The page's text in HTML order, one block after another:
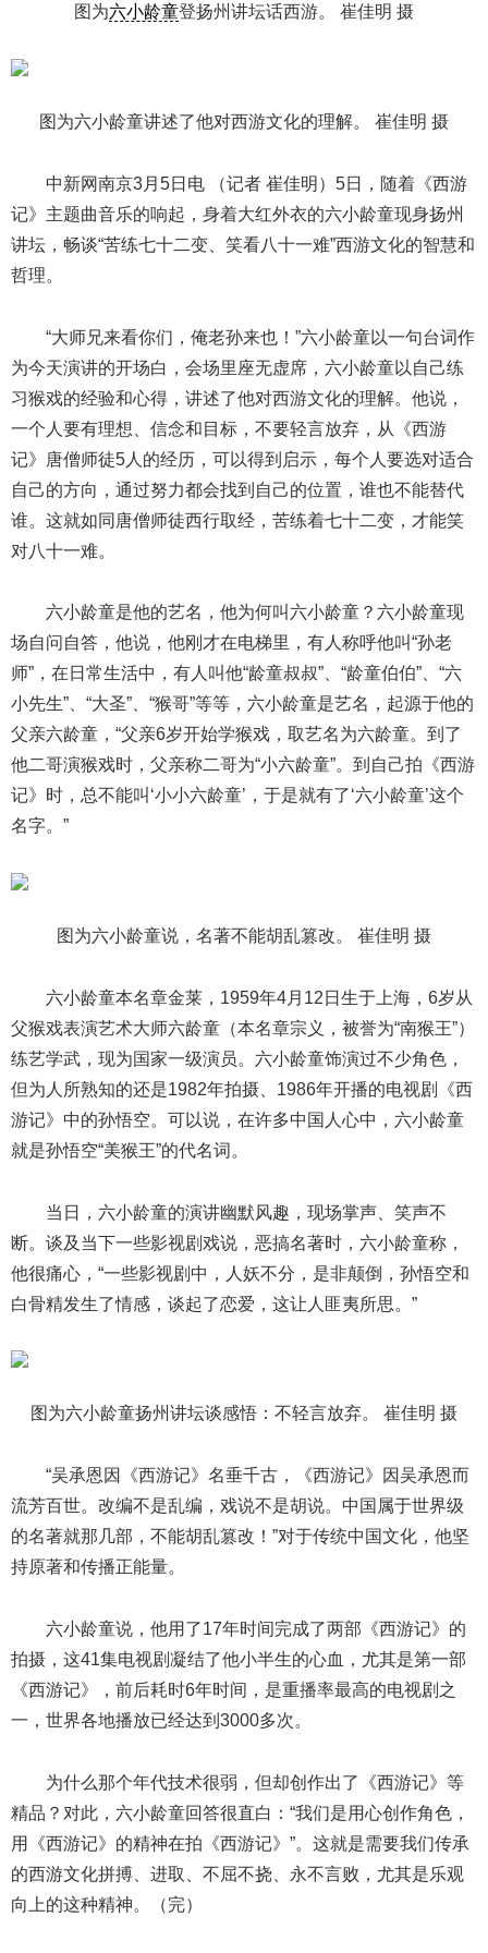
图为六小龄童登扬州讲坛话西游。 崔佳明 摄
图为六小龄童讲述了他对西游文化的理解。 崔佳明 摄
中新网南京3月5日电 （记者 崔佳明）5日，随着《西游
记》主题曲音乐的响起，身着大红外衣的六小龄童现身扬州
讲坛，畅谈“苦练七十二变、笑看八十一难”西游文化的智慧和
哲理。
“大师兄来看你们，俺老孙来也！”六小龄童以一句台词作
为今天演讲的开场白，会场里座无虚席，六小龄童以自己练
习猴戏的经验和心得，讲述了他对西游文化的理解。他说，
一个人要有理想、信念和目标，不要轻言放弃，从《西游
记》唐僧师徒5人的经历，可以得到启示，每个人要选对适合
自己的方向，通过努力都会找到自己的位置，谁也不能替代
谁。这就如同唐僧师徒西行取经，苦练着七十二变，才能笑
对八十一难。
六小龄童是他的艺名，他为何叫六小龄童？六小龄童现
场自问自答，他说，他刚才在电梯里，有人称呼他叫“孙老
师”，在日常生活中，有人叫他“龄童叔叔”、“龄童伯伯”、“六
小先生”、“大圣”、“猴哥”等等，六小龄童是艺名，起源于他的
父亲六龄童，“父亲6岁开始学猴戏，取艺名为六龄童。到了
他二哥演猴戏时，父亲称二哥为“小六龄童”。到自己拍《西游
记》时，总不能叫‘小小六龄童’，于是就有了‘六小龄童’这个
名字。”
图为六小龄童说，名著不能胡乱篡改。 崔佳明 摄
六小龄童本名章金莱，1959年4月12日生于上海，6岁从
父猴戏表演艺术大师六龄童（本名章宗义，被誉为“南猴王”）
练艺学武，现为国家一级演员。六小龄童饰演过不少角色，
但为人所熟知的还是1982年拍摄、1986年开播的电视剧《西
游记》中的孙悟空。可以说，在许多中国人心中，六小龄童
就是孙悟空“美猴王”的代名词。
当日，六小龄童的演讲幽默风趣，现场掌声、笑声不
断。谈及当下一些影视剧戏说，恶搞名著时，六小龄童称，
他很痛心，“一些影视剧中，人妖不分，是非颠倒，孙悟空和
白骨精发生了情感，谈起了恋爱，这让人匪夷所思。”
图为六小龄童扬州讲坛谈感悟：不轻言放弃。 崔佳明 摄
“吴承恩因《西游记》名垂千古，《西游记》因吴承恩而
流芳百世。改编不是乱编，戏说不是胡说。中国属于世界级
的名著就那几部，不能胡乱篡改！”对于传统中国文化，他坚
持原著和传播正能量。
六小龄童说，他用了17年时间完成了两部《西游记》的
拍摄，这41集电视剧凝结了他小半生的心血，尤其是第一部
《西游记》，前后耗时6年时间，是重播率最高的电视剧之
一，世界各地播放已经达到3000多次。
为什么那个年代技术很弱，但却创作出了《西游记》等
精品？对此，六小龄童回答很直白：“我们是用心创作角色，
用《西游记》的精神在拍《西游记》”。这就是需要我们传承
的西游文化拼搏、进取、不屈不挠、永不言败，尤其是乐观
向上的这种精神。（完）